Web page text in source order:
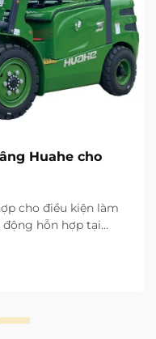
Huahe cho
cho điều kiện làm
động hỗn hợp tại
sân. Điều này khiến
tiên cần xem xét